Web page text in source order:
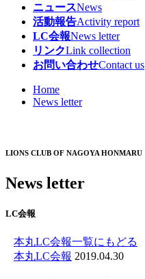
ニュースNews
活動報告Activity report
LC会報News letter
リンクLink collection
お問い合わせContact us
Home
News letter
LIONS CLUB OF NAGOYA HONMARU
News letter
LC会報
本丸LC会報一覧にもどる
本丸LC会報 2019.04.30